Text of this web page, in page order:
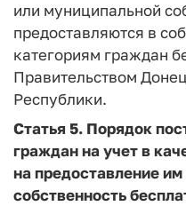
или муниципальной
предоставляются в
категориям граждан
Правительством
Республики.
Статья 5. Порядок
граждан на учет в
на предоставление
собственность